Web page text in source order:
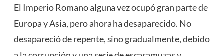
El Imperio Romano alguna vez ocupó gran parte de
Europa y Asia, pero ahora ha desaparecido. No
desapareció de repente, sino gradualmente, debido